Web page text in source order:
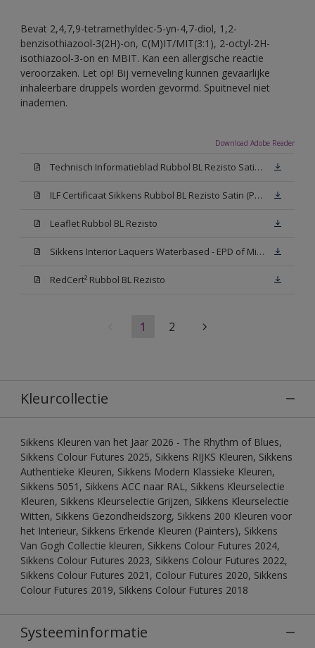
Bevat 2,4,7,9-tetramethyldec-5-yn-4,7-diol, 1,2-
benzisothiazool-3(2H)-on, C(M)IT/MIT(3:1), 2-octyl-2H-
isothiazool-3-on en MBIT. Kan een allergische reactie
veroorzaken. Let op! Bij verneveling kunnen gevaarlijke
inhaleerbare druppels worden gevormd. Spuitnevel niet
inademen.
Download Adobe Reader
Technisch Informatieblad Rubbol BL Rezisto Satin (PDF)
ILF Certificaat Sikkens Rubbol BL Rezisto Satin (PDF)
Leaflet Rubbol BL Rezisto
Sikkens Interior Laquers Waterbased - EPD of Milieuproductverklaring
RedCert² Rubbol BL Rezisto
1 2
Kleurcollectie
Sikkens Kleuren van het Jaar 2026 - The Rhythm of Blues,
Sikkens Colour Futures 2025, Sikkens RIJKS Kleuren, Sikkens
Authentieke Kleuren, Sikkens Modern Klassieke Kleuren,
Sikkens 5051, Sikkens ACC naar RAL, Sikkens Kleurselectie
Kleuren, Sikkens Kleurselectie Grijzen, Sikkens Kleurselectie
Witten, Sikkens Gezondheidszorg, Sikkens 200 Kleuren voor
het Interieur, Sikkens Erkende Kleuren (Painters), Sikkens
Van Gogh Collectie kleuren, Sikkens Colour Futures 2024,
Sikkens Colour Futures 2023, Sikkens Colour Futures 2022,
Sikkens Colour Futures 2021, Colour Futures 2020, Sikkens
Colour Futures 2019, Sikkens Colour Futures 2018
Systeeminformatie